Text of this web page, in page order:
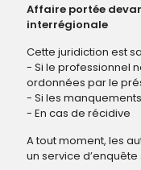
Affaire portée
interrégionale
Cette juridiction est
- Si le professionnel
ordonnées par le
- Si les
- En cas de récidive
A tout moment, les
un service